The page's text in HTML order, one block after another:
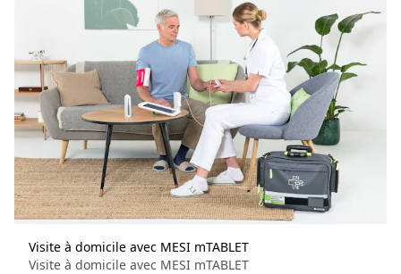
Visite à domicile avec MESI mTABLET
Visite à domicile avec MESI mTABLET